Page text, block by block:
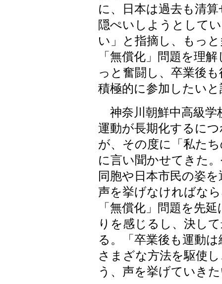
に、日本は過去も清
隠ぺいしようとして
い」と指摘し、もっ
「無償化」問題を理
っと奮闘し、卒業後
積極的に参加したい
神奈川朝鮮中高級学
運動が長期化するに
が、その度に「私た
に言い聞かせてきた
同胞や日本市民の姿
声を挙げなければな
「無償化」問題を先
りを感じるし、決し
る。「卒業後も運動
さまざな方法を駆使
う、声を挙げていき